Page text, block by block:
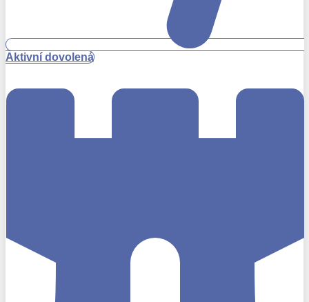
Aktivní dovolená